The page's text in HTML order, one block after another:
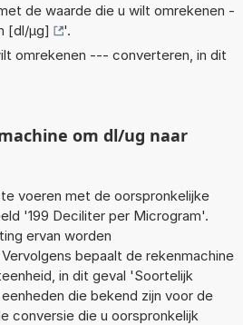
de waarde die u wilt omrekenen -
[dl/µg]
'.
omrekenen --- converteren, in dit
om dl/ug naar
voeren met de oorspronkelijke
'199 Deciliter per Microgram'.
ervan worden
bepaalt de rekenmachine
in dit geval 'Soortelijk
die bekend zijn voor de
conversie die u oorspronkelijk